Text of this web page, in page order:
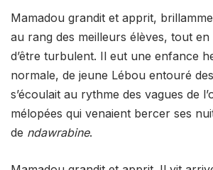
Mamadou grandit et apprit,
au rang des meilleurs élèves, tout en
d’être turbulent. Il eut une enfance
normale, de jeune Lébou entouré
s’écoulait au rythme des vagues de
mélopées qui venaient bercer ses
de ndawrabine.